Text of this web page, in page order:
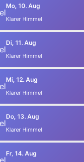
Mo, 10. Aug
Klarer Himmel
Di, 11. Aug
Klarer Himmel
Mi, 12. Aug
Klarer Himmel
Do, 13. Aug
Klarer Himmel
Fr, 14. Aug